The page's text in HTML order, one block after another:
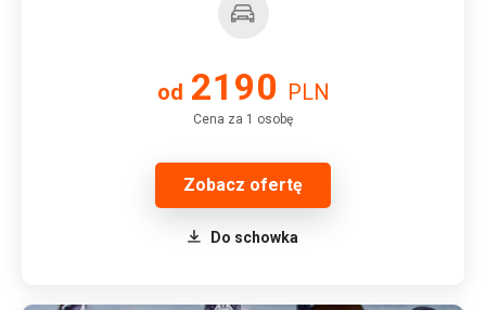
od 2190 PLN
Cena za 1 osobę
Zobacz ofertę
Do schowka